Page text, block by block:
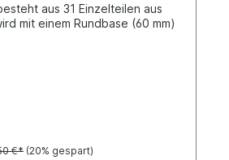
aus 31 Einzelteilen aus
mit einem Rundbase (60 mm)
€* (20% gespart)